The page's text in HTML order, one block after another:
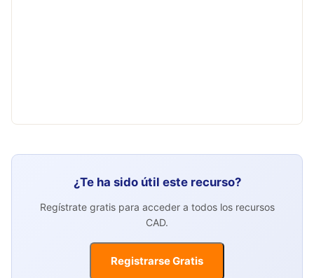
¿Te ha sido útil este recurso?
Regístrate gratis para acceder a todos los recursos
CAD.
Registrarse Gratis